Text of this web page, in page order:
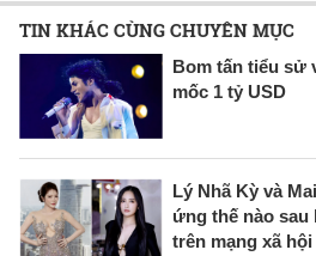
TIN KHÁC CÙNG CHUYÊN MỤC
Bom tấn tiểu sử
mốc 1 tỷ USD
Lý Nhã Kỳ và
ứng thế nào
trên mạng xã